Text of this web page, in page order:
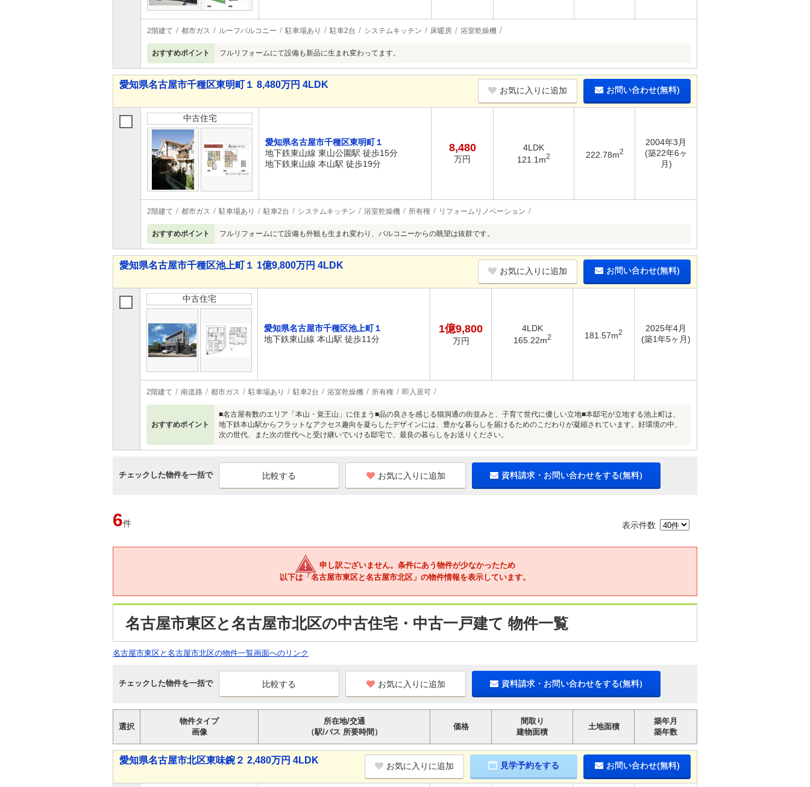
2階建て 都市ガス ルーフバルコニー 駐車場あり 駐車2台 システムキッチン 床暖房 浴室乾燥機
おすすめポイント フルリフォームにて設備も新品に生まれ変わってます。
愛知県名古屋市千種区東明町１ 8,480万円 4LDK
お気に入りに追加 お問い合わせ(無料)
中古住宅
愛知県名古屋市千種区東明町１
地下鉄東山線 東山公園駅 徒歩15分
地下鉄東山線 本山駅 徒歩19分
8,480
万円
4LDK
121.1m2 222.78m2
2004年3月
(築22年6ヶ
月)
2階建て 都市ガス 駐車場あり 駐車2台 システムキッチン 浴室乾燥機 所有権 リフォームリノベーション
おすすめポイント フルリフォームにて設備も外観も生まれ変わり、バルコニーからの眺望は抜群です。
愛知県名古屋市千種区池上町１ 1億9,800万円 4LDK
お気に入りに追加 お問い合わせ(無料)
中古住宅
愛知県名古屋市千種区池上町１
地下鉄東山線 本山駅 徒歩11分
1億9,800
万円
4LDK
165.22m2 181.57m2
2025年4月
(築1年5ヶ月)
2階建て 南道路 都市ガス 駐車場あり 駐車2台 浴室乾燥機 所有権 即入居可
おすすめポイント
■名古屋有数のエリア「本山・覚王山」に住まう■品の良さを感じる猫洞通の街並みと、子育て世代に優しい立地■本邸宅が立地する池上町は、
地下鉄本山駅からフラットなアクセス趣向を凝らしたデザインには、豊かな暮らしを届けるためのこだわりが凝縮されています。好環境の中、
次の世代、また次の世代へと受け継いでいける邸宅で、最良の暮らしをお送りください。
チェックした物件を一括で お気に入りに追加 資料請求・お問い合わせをする(無料)
6件 表示件数
申し訳ございません。条件にあう物件が少なかったため
以下は「名古屋市東区と名古屋市北区」の物件情報を表示しています。
名古屋市東区と名古屋市北区の中古住宅・中古一戸建て 物件一覧
名古屋市東区と名古屋市北区の物件一覧画面へのリンク
チェックした物件を一括で お気に入りに追加 資料請求・お問い合わせをする(無料)
選択
物件タイプ
画像
所在地/交通
（駅/バス 所要時間）
価格
間取り
建物面積
土地面積
築年月
築年数
愛知県名古屋市北区東味鋺２ 2,480万円 4LDK
お気に入りに追加 見学予約をする お問い合わせ(無料)